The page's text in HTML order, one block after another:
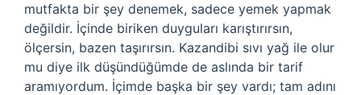
mutfakta bir şey denemek, sadece yemek yapmak
değildir. İçinde biriken duyguları karıştırırsın,
ölçersin, bazen taşırırsın. Kazandibi sıvı yağ ile olur
mu diye ilk düşündüğümde de aslında bir tarif
aramıyordum. İçimde başka bir şey vardı; tam adını